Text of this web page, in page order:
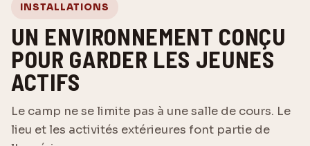
INSTALLATIONS
UN ENVIRONNEMENT CONÇU
POUR GARDER LES JEUNES
ACTIFS
Le camp ne se limite pas à une salle de cours. Le
lieu et les activités extérieures font partie de